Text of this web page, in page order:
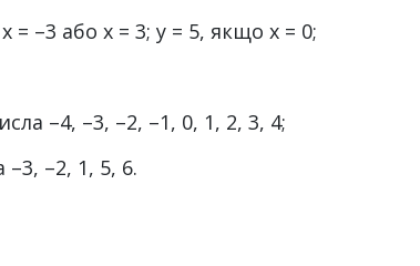
= –3 або х = 3; у = 5, якщо х = 0;
–4, –3, –2, –1, 0, 1, 2, 3, 4;
–2, 1, 5, 6.